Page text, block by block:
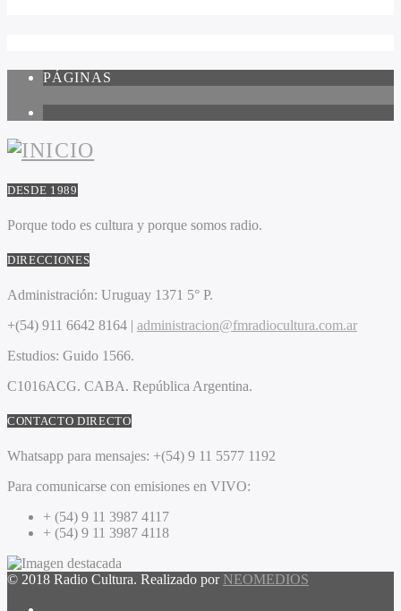
PÁGINAS
DESDE 1989
Porque todo es cultura y porque somos radio.
DIRECCIONES
Administración: Uruguay 1371 5° P.
+(54) 911 6642 8164 | administracion@fmradiocultura.com.ar
Estudios: Guido 1566.
C1016ACG. CABA. República Argentina.
CONTACTO DIRECTO
Whatsapp para mensajes: +(54) 9 11 5577 1192
Para comunicarse con emisiones en VIVO:
+ (54) 9 11 3987 4117
+ (54) 9 11 3987 4118
© 2018 Radio Cultura. Realizado por NEOMEDIOS